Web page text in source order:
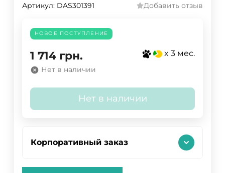
Артикул: DAS301391 Добавить отзыв
НОВОЕ ПОСТУПЛЕНИЕ
1 714 грн. x 3 мес.
Нет в наличии
Нет в наличии
Корпоративный заказ